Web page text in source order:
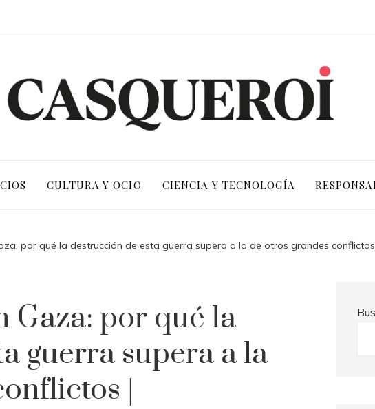
CULTURA Y OCIO CIENCIA Y TECNOLOGÍA
por qué la destrucción de esta guerra supera a la de otros grandes
Gaza: por qué la
guerra supera a la
|